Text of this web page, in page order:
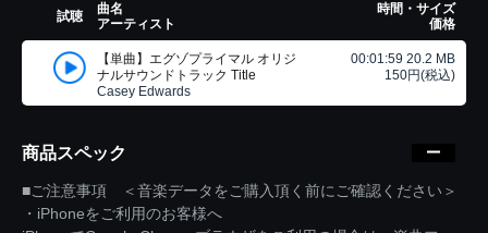
試聴
曲名
アーティスト
時間・サイズ
価格
【単曲】エグゾプライマル オリジ
ナルサウンドトラック Title
Casey Edwards
00:01:59 20.2 MB
150円(税込)
商品スペック
■ご注意事項 ＜音楽データをご購入頂く前にご確認ください＞
・iPhoneをご利用のお客様へ